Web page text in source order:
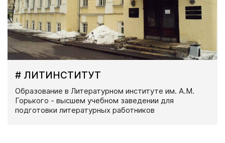
# ЛИТИНСТИТУТ
Образование в Литературном институте им. А.М.
Горького - высшем учебном заведении для
подготовки литературных работников